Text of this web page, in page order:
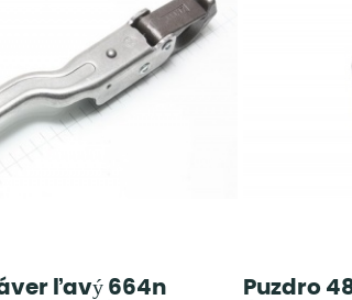
ľavý 664n
Puzdro